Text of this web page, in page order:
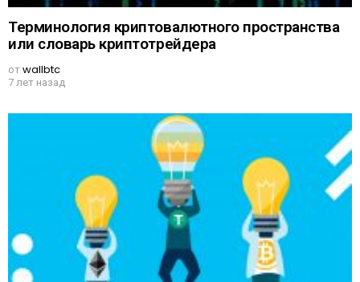
Терминология криптовалютного пространства
или словарь криптотрейдера
отwallbtc
7 лет назад